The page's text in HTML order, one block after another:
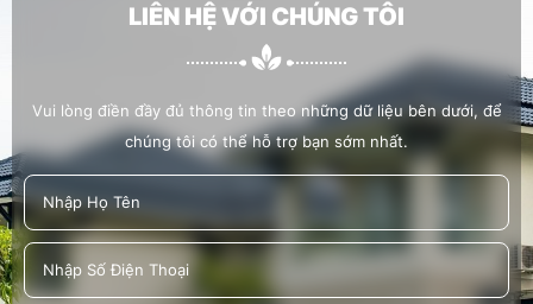
HOÀNG LAM THAM GIA “CHƯƠNG TRÌNH TƯ
VẤN, GIỚI THIỆU VIỆC LÀM CHO NGƯỜI LAO
ĐỘNG TRÊN ĐỊA BÀN TP. THỦ ĐỨC”
NGÀY HỘI CÔNG NHÂN VIÊN CHỨC - LAO
ĐỘNG HIẾN MÁU TÌNH NGUYỆN ĐỢT 4 - NĂM
2022
LIÊN HỆ VỚI CHÚNG TÔI
Vui lòng điền đầy đủ thông tin theo những dữ liệu bên dưới, để
chúng tôi có thể hỗ trợ bạn sớm nhất.